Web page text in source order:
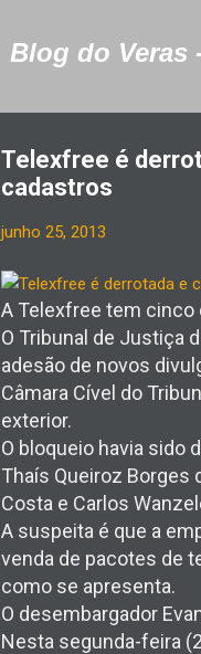
Blog do Veras
Telexfree é
cadastros
junho 25, 2013
A Telexfree tem cinco
O Tribunal de Justiça
adesão de novos
Câmara Cível do
exterior.
O bloqueio havia sido
Thaís Queiroz Borges
Costa e Carlos
A suspeita é que a
venda de pacotes de
como se apresenta.
O desembargador
Nesta segunda-feira